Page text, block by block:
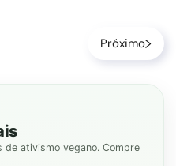
Próximo
ativismo vegano. Compre